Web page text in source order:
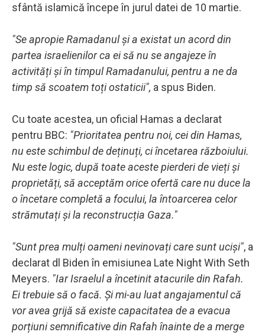
sfântă islamică începe în jurul datei de 10 martie.
"Se apropie Ramadanul și a existat un acord din
partea israelienilor ca ei să nu se angajeze în
activități și în timpul Ramadanului, pentru a ne da
timp să scoatem toți ostaticii", a spus Biden.
Cu toate acestea, un oficial Hamas a declarat
pentru BBC: "Prioritatea pentru noi, cei din Hamas,
nu este schimbul de deținuți, ci încetarea războiului.
Nu este logic, după toate aceste pierderi de vieți și
proprietăți, să acceptăm orice ofertă care nu duce la
o încetare completă a focului, la întoarcerea celor
strămutați și la reconstrucția Gaza."
"Sunt prea mulți oameni nevinovați care sunt uciși", a
declarat dl Biden în emisiunea Late Night With Seth
Meyers. "Iar Israelul a încetinit atacurile din Rafah.
Ei trebuie să o facă. Și mi-au luat angajamentul că
vor avea grijă să existe capacitatea de a evacua
porțiuni semnificative din Rafah înainte de a merge